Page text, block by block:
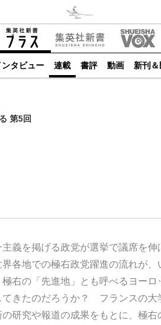
ンタビュー 連載 書評 動画 新刊＆
第5回
義を掲げる政党が選挙で議席を伸
各地での極右政党躍進の流れが、
右の「先進地」とも呼べるヨーロ
てきたのだろうか？ フランスの大
研究や報道の成果をもとに、極右